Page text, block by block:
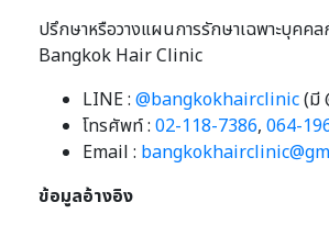
ปรึกษาหรือวางแผนการรักษาเฉพาะบุคค
Bangkok Hair Clinic
LINE : @bangkokhairclinic(มี
โทรศัพท์ : 02-118-7386, 064-
Email :
ข้อมูลอ้างอิง